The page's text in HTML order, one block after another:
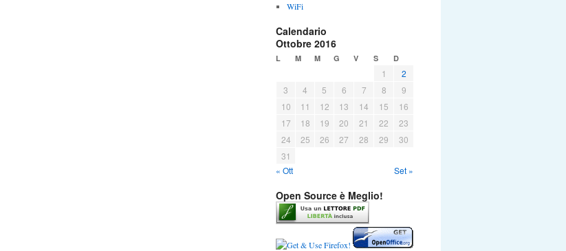
WiFi
Calendario
Ottobre 2016
L M M G V S D
1
2
3
4 5 6 7 8
9
10
11 12 13 14 15
16
17
18 19 20 21 22
23
24
25 26 27 28 29
30
31
« Ott
Set »
Open Source è Meglio!